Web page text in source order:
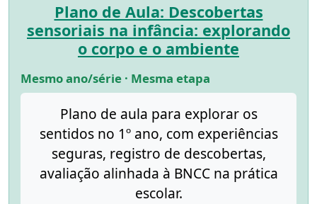
Plano de Aula: Descobertas
sensoriais na infância: explorando
o corpo e o ambiente
Mesmo ano/série · Mesma etapa
Plano de aula para explorar os
sentidos no 1º ano, com experiências
seguras, registro de descobertas,
avaliação alinhada à BNCC na prática
escolar.